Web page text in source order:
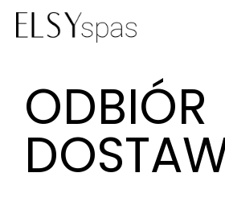
ODBIÓR